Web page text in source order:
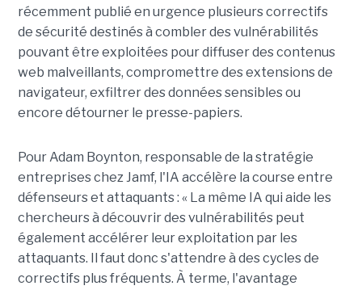
récemment publié en urgence plusieurs correctifs
de sécurité destinés à combler des vulnérabilités
pouvant être exploitées pour diffuser des contenus
web malveillants, compromettre des extensions de
navigateur, exfiltrer des données sensibles ou
encore détourner le presse-papiers.
PourAdam Boynton, responsable de la stratégie
entreprises chezJamf, l'IA accélère la course entre
défenseurs et attaquants : « La même IA qui aide les
chercheurs à découvrir des vulnérabilités peut
également accélérer leur exploitation par les
attaquants. Il faut donc s'attendre à des cycles de
correctifs plus fréquents. À terme, l'avantage